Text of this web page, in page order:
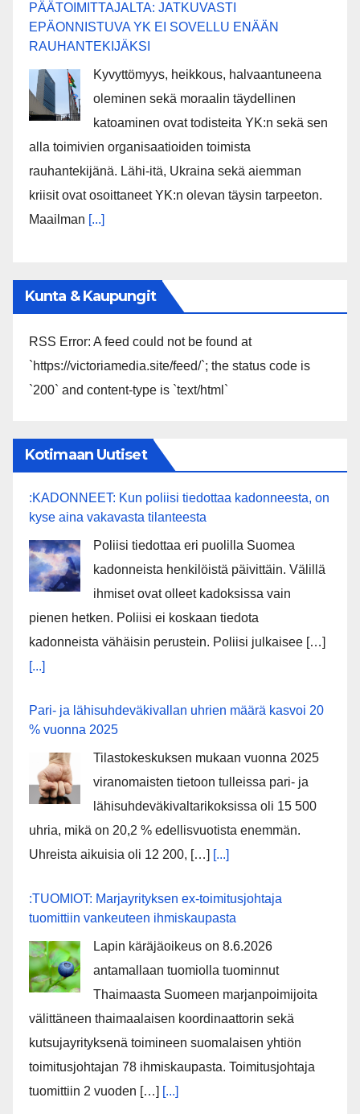
PÄÄTOIMITTAJALTA: JATKUVASTI
EPÄONNISTUVA YK EI SOVELLU ENÄÄN
RAUHANTEKIJÄKSI
Kyvyttömyys, heikkous, halvaantuneena
oleminen sekä moraalin täydellinen
katoaminen ovat todisteita YK:n sekä sen
alla toimivien organisaatioiden toimista
rauhantekijänä. Lähi-itä, Ukraina sekä aiemman
kriisit ovat osoittaneet YK:n olevan täysin tarpeeton.
Maailman [...]
Kunta & Kaupungit
RSS Error: A feed could not be found at
`https://victoriamedia.site/feed/`; the status code is
`200` and content-type is `text/html`
Kotimaan Uutiset
:KADONNEET: Kun poliisi tiedottaa kadonneesta, on
kyse aina vakavasta tilanteesta
Poliisi tiedottaa eri puolilla Suomea
kadonneista henkilöistä päivittäin. Välillä
ihmiset ovat olleet kadoksissa vain
pienen hetken. Poliisi ei koskaan tiedota
kadonneista vähäisin perustein. Poliisi julkaisee […]
[...]
Pari- ja lähisuhdeväkivallan uhrien määrä kasvoi 20
% vuonna 2025
Tilastokeskuksen mukaan vuonna 2025
viranomaisten tietoon tulleissa pari- ja
lähisuhdeväkivaltarikoksissa oli 15 500
uhria, mikä on 20,2 % edellisvuotista enemmän.
Uhreista aikuisia oli 12 200, […] [...]
:TUOMIOT: Marjayrityksen ex-toimitusjohtaja
tuomittiin vankeuteen ihmiskaupasta
Lapin käräjäoikeus on 8.6.2026
antamallaan tuomiolla tuominnut
Thaimaasta Suomeen marjanpoimijoita
välittäneen thaimaalaisen koordinaattorin sekä
kutsujayrityksenä toimineen suomalaisen yhtiön
toimitusjohtajan 78 ihmiskaupasta. Toimitusjohtaja
tuomittiin 2 vuoden […] [...]